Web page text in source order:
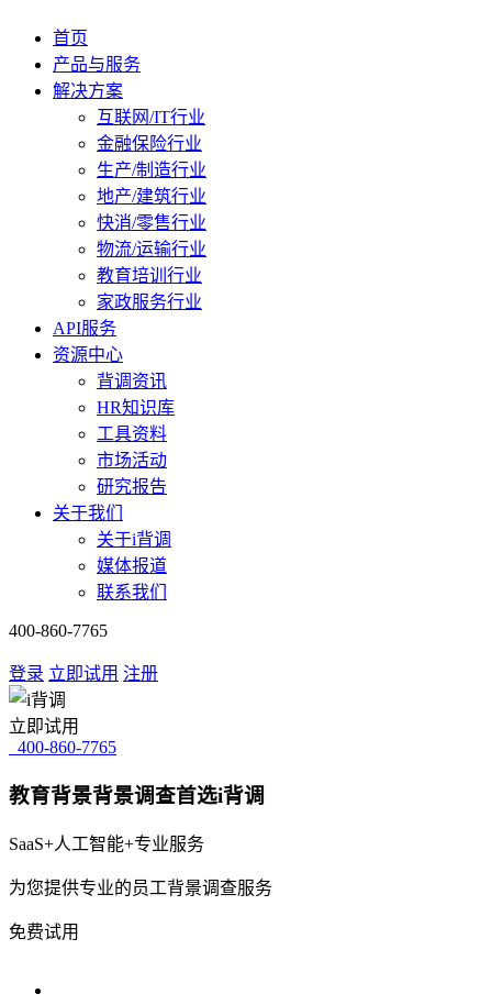
首页
产品与服务
解决方案
互联网/IT行业
金融保险行业
生产/制造行业
地产/建筑行业
快消/零售行业
物流/运输行业
教育培训行业
家政服务行业
API服务
资源中心
背调资讯
HR知识库
工具资料
市场活动
研究报告
关于我们
关于i背调
媒体报道
联系我们
400-860-7765
登录 立即试用 注册
立即试用
400-860-7765
教育背景背景调查首选i背调
SaaS+人工智能+专业服务
为您提供专业的员工背景调查服务
免费试用